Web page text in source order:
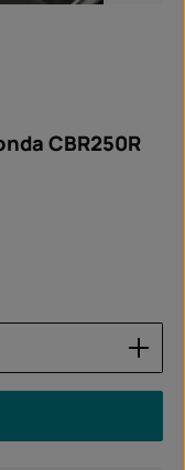
CBR250R
la quantità